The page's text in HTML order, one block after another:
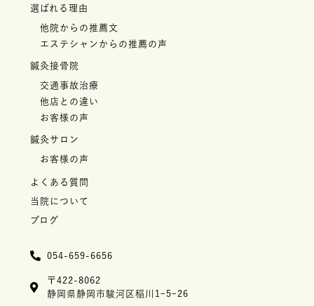
選ばれる理由
他院からの推薦文
エステシャンからの推薦の声
鍼灸接骨院
交通事故治療
他店との違い
お客様の声
鍼灸サロン
お客様の声
よくある質問
当院について
ブログ
054-659-6656
〒422-8062
静岡県静岡市駿河区稲川1ｰ5ｰ26